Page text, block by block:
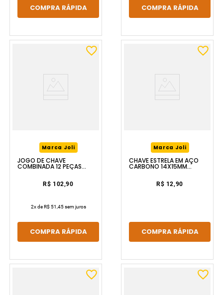
COMPRA RÁPIDA COMPRA RÁPIDA
Marca Joli
JOGO DE CHAVE
COMBINADA 12 PEÇAS
R$ 102,90
2x deR$ 51,45sem juros
COMPRA RÁPIDA
Marca Joli
CHAVE ESTRELA EM AÇO
CARBONO 14X15MM
R$ 12,90
COMPRA RÁPIDA